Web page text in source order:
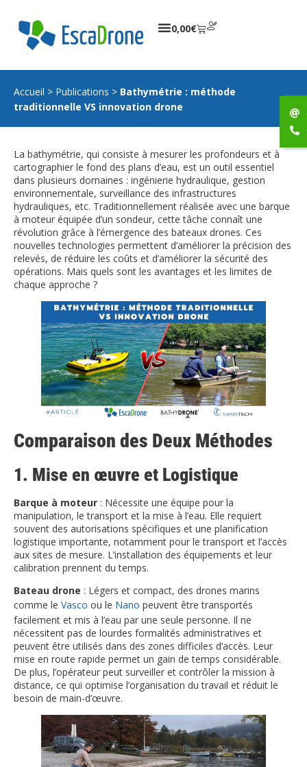
0,00€
Accueil > Publications > Bathymétrie : méthode
traditionnelle VS innovation drone
La bathymétrie, qui consiste à mesurer les profondeurs et à
cartographier le fond des plans d’eau, est un outil essentiel
dans plusieurs domaines : ingénierie hydraulique, gestion
environnementale, surveillance des infrastructures
hydrauliques, etc. Traditionnellement réalisée avec une barque
à moteur équipée d’un sondeur, cette tâche connaît une
révolution grâce à l’émergence des bateaux drones. Ces
nouvelles technologies permettent d’améliorer la précision des
relevés, de réduire les coûts et d’améliorer la sécurité des
opérations. Mais quels sont les avantages et les limites de
chaque approche ?
Comparaison des Deux Méthodes
1. Mise en œuvre et Logistique
Barque à moteur : Nécessite une équipe pour la
manipulation, le transport et la mise à l’eau. Elle requiert
souvent des autorisations spécifiques et une planification
logistique importante, notamment pour le transport et l’accès
aux sites de mesure. L’installation des équipements et leur
calibration prennent du temps.
Bateau drone : Légers et compact, des drones marins
comme le Vasco ou le Nano peuvent être transportés
facilement et mis à l’eau par une seule personne. Il ne
nécessitent pas de lourdes formalités administratives et
peuvent être utilisés dans des zones difficiles d’accès. Leur
mise en route rapide permet un gain de temps considérable.
De plus, l’opérateur peut surveiller et contrôler la mission à
distance, ce qui optimise l’organisation du travail et réduit le
besoin de main-d’œuvre.